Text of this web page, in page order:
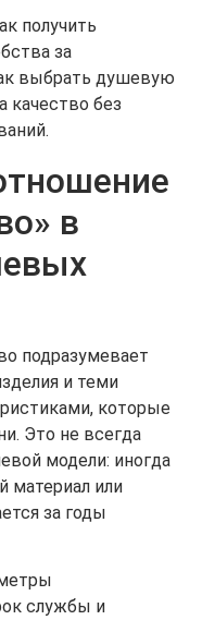
получить
за
выбрать душевую
качество без
в
подразумевает
и теми
которые
Это не всегда
модели: иногда
материал или
за годы
службы и